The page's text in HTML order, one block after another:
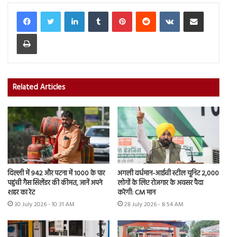
LinkedInTumblr PinterestReddit VKontakteShare via Email
Print
Related Articles
दिल्ली में 942 और पटना में 1000 के पार
पहुंची गैस सिलेंडर की कीमत, जानें अपने
शहर का रेट
30 July 2026 - 10:31 AM
अगली वर्धमान-आईची स्टील यूनिट 2,000
लोगों के लिए रोजगार के अवसर पैदा
करेगी: CM मान
28 July 2026 - 8:54 AM